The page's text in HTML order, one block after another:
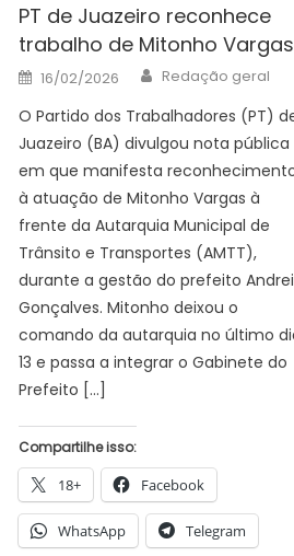
PT de Juazeiro reconhece
trabalho de Mitonho Vargas
Posted
on
16/02/2026 Author
Redação geral
O Partido dos Trabalhadores (PT)
Juazeiro (BA) divulgou nota pública
em que manifesta
à atuação de Mitonho Vargas à
frente da Autarquia Municipal de
Trânsito e Transportes (AMTT),
durante a gestão do prefeito Andrei
Gonçalves. Mitonho deixou o
comando da autarquia no último
13 e passa a integrar o Gabinete do
Prefeito […]
Compartilhe isso:
18+ Facebook
WhatsApp Telegram